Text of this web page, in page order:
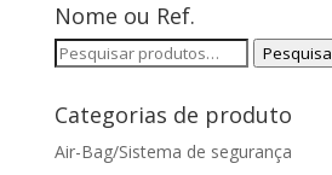
Nome ou Ref.
Pesquisar
Pesquisa
Categorias de produto
Air-Bag/Sistema de segurança